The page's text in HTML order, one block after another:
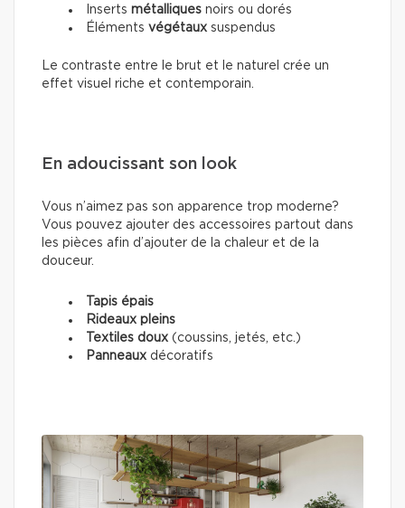
Inserts métalliques noirs ou dorés
Éléments végétaux suspendus
Le contraste entre le brut et le naturel crée un
effet visuel riche et contemporain.
En adoucissant son look
Vous n’aimez pas son apparence trop moderne?
Vous pouvez ajouter des accessoires partout dans
les pièces afin d’ajouter de la chaleur et de la
douceur.
Tapis épais
Rideaux pleins
Textiles doux (coussins, jetés, etc.)
Panneaux décoratifs